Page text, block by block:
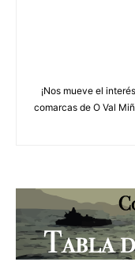
¡Nos mueve el
comarcas de O Val